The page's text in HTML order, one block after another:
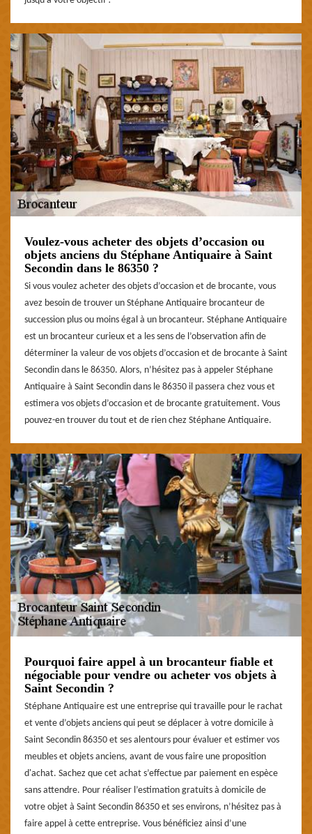
Voulez-vous acheter des objets d’occasion ou
objets anciens du Stéphane Antiquaire à Saint
Secondin dans le 86350 ?
Si vous voulez acheter des objets d’occasion et de brocante, vous
avez besoin de trouver un Stéphane Antiquaire brocanteur de
succession plus ou moins égal à un brocanteur. Stéphane Antiquaire
est un brocanteur curieux et a les sens de l’observation afin de
déterminer la valeur de vos objets d’occasion et de brocante à Saint
Secondin dans le 86350. Alors, n’hésitez pas à appeler Stéphane
Antiquaire à Saint Secondin dans le 86350 il passera chez vous et
estimera vos objets d’occasion et de brocante gratuitement. Vous
pouvez-en trouver du tout et de rien chez Stéphane Antiquaire.
Pourquoi faire appel à un brocanteur fiable et
négociable pour vendre ou acheter vos objets à
Saint Secondin ?
Stéphane Antiquaire est une entreprise qui travaille pour le rachat
et vente d’objets anciens qui peut se déplacer à votre domicile à
Saint Secondin 86350 et ses alentours pour évaluer et estimer vos
meubles et objets anciens, avant de vous faire une proposition
d'achat. Sachez que cet achat s’effectue par paiement en espèce
sans attendre. Pour réaliser l’estimation gratuits à domicile de
votre objet à Saint Secondin 86350 et ses environs, n’hésitez pas à
faire appel à cette entreprise. Vous bénéficiez ainsi d’une